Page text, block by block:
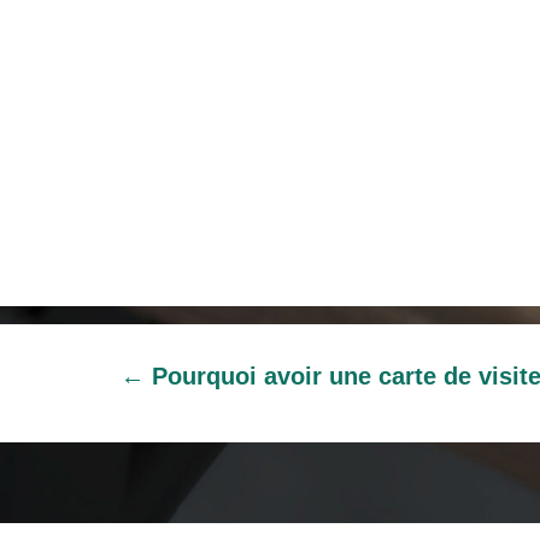
← Pourquoi avoir une carte de visite